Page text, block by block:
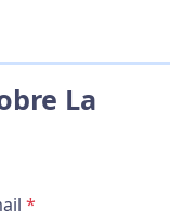
La
*